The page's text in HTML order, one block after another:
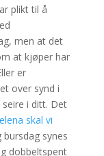
plikt til å
men at det
at kjøper har
er
over synd i
i ditt. Det
skal vi
synes
dobbeltspent